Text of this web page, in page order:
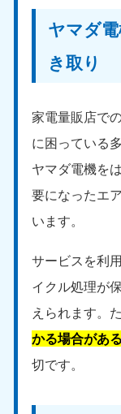
ヤマダ
き取り
家電量販店で
に困っている
ヤマダ電機を
要になったエ
います。
サービスを利
イクル処理が
えられます。
かる場合があ
切です。
050-
香川県
050-
9:00〜19:00
愛媛県
050-
9:00〜19:00
福岡県
050-
9:00〜19:00
050-1880-